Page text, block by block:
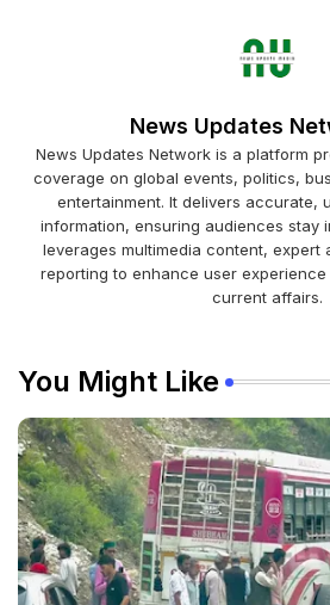
News Updates
News Updates Network is a platform
coverage on global events, politics,
entertainment. It delivers accurate,
information, ensuring audiences stay
leverages multimedia content, expert
reporting to enhance user
current affairs.
You Might Like